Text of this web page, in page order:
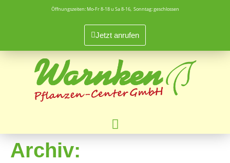
Öffnungszeiten: Mo-Fr 8-18 u Sa 8-16, Sonntag: geschlossen
Jetzt anrufen
Archiv: